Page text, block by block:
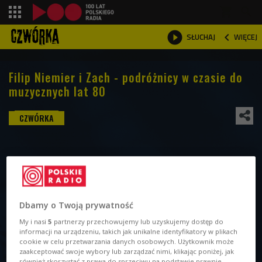
 SŁUCHAJ  WIĘCEJ

Filip Niemier i Zach - podróżnicy w czasie do
muzycznych lat 80
Dbamy o Twoją prywatność
My i nasi5 partnerzy przechowujemy lub uzyskujemy dostęp do
informacji na urządzeniu, takich jak unikalne identyfikatory w plikach
cookie w celu przetwarzania danych osobowych. Użytkownik może
zaakceptować swoje wybory lub zarządzać nimi, klikając poniżej, jak